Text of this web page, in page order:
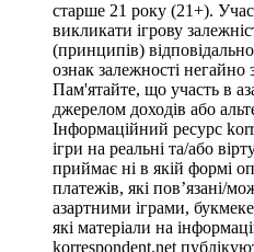
старше 21 року (21+).
викликати ігрову
(принципів)
ознак залежності негайно
Пам'ятайте, що участь в
джерелом доходів або
Інформаційний ресурс
ігри на реальні та/або
приймає ні в якій формі
платежів, які пов’язані/
азартними іграми,
які матеріали на
korrespondent.net